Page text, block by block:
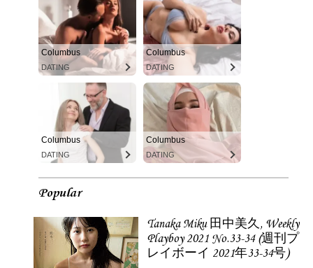
Columbus
DATING
Columbus
DATING
Columbus
DATING
Columbus
DATING
Popular
Tanaka Miku 田中美久, Weekly
Playboy 2021 No.33-34 (週刊プ
レイボーイ 2021年33-34号)